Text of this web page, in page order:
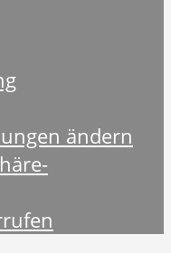
ändern